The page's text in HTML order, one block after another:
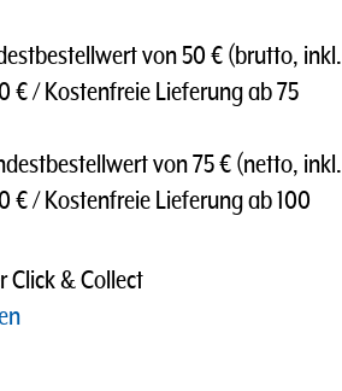
von 50 € (brutto, inkl.
€ / Kostenfreie Lieferung ab 75
von 75 € (netto, inkl.
€ / Kostenfreie Lieferung ab 100
Click & Collect